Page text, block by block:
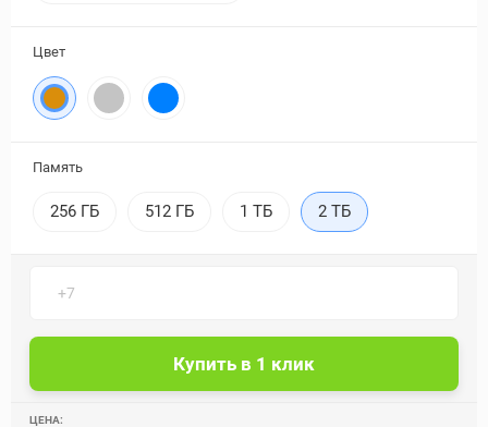
Цвет
Память
256 ГБ 512 ГБ 1 ТБ 2 ТБ
ЦЕНА: